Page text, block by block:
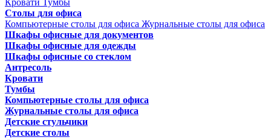
Кровати Тумбы
Столы для офиса
Компьютерные столы для офиса Журнальные столы для офиса
Шкафы офисные для документов
Шкафы офисные для одежды
Шкафы офисные со стеклом
Антресоль
Кровати
Тумбы
Компьютерные столы для офиса
Журнальные столы для офиса
Детские стульчики
Детские столы